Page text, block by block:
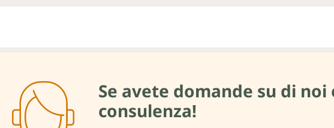
Se avete domande su di
consulenza!